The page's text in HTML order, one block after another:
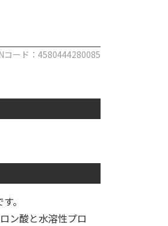
コード：4580444280085
。
ン酸と水溶性プロ